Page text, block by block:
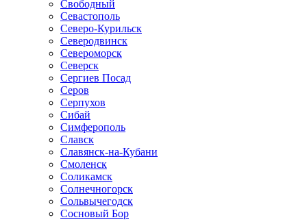
Свободный
Севастополь
Северо-Курильск
Северодвинск
Североморск
Северск
Сергиев Посад
Серов
Серпухов
Сибай
Симферополь
Славск
Славянск-на-Кубани
Смоленск
Соликамск
Солнечногорск
Сольвычегодск
Сосновый Бор